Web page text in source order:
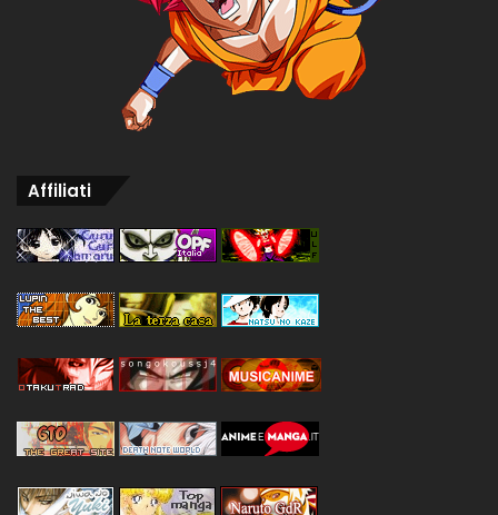
Affiliati